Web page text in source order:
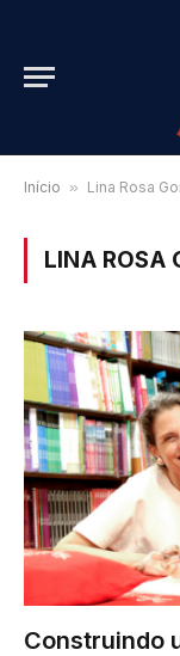
Início » Lina Rosa
LINA ROSA
Construindo